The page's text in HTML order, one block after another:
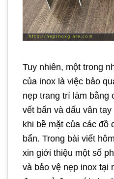
Tuy nhiên, một trong
của inox là việc bảo
nẹp trang trí làm bằng
vết bẩn và dấu vân
khi bề mặt của các đồ
bẩn. Trong bài viết
xin giới thiệu một số
và bảo vệ nẹp inox tại